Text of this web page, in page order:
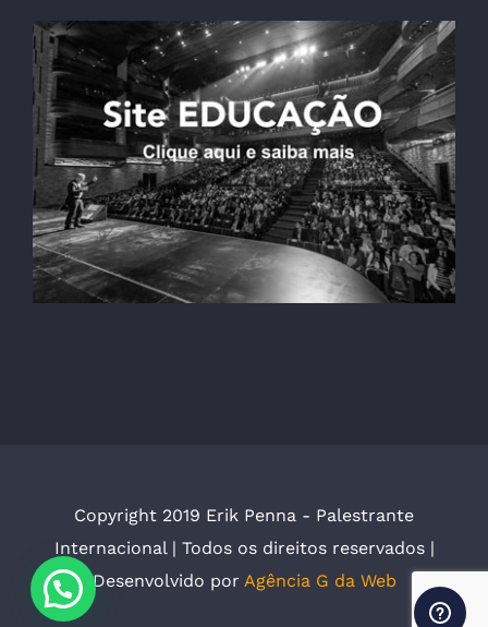
Copyright 2019 Erik Penna - Palestrante
Internacional | Todos os direitos reservados |
Desenvolvido por Agência G da Web